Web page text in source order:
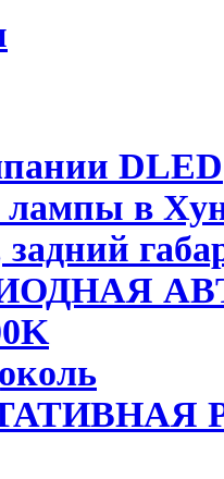
DLED
лампы в